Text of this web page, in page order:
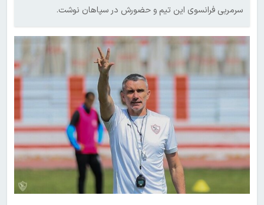
سرمربی فرانسوی این تیم و حضورش در سپاهان نوشت.